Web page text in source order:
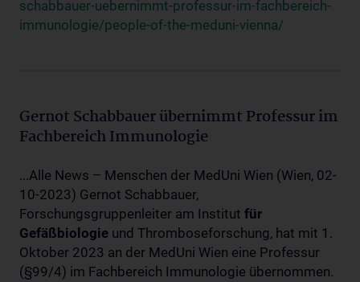
schabbauer-uebernimmt-professur-im-fachbereich-
immunologie/people-of-the-meduni-vienna/
Gernot Schabbauer übernimmt Professur im
Fachbereich Immunologie
...Alle News – Menschen der MedUni Wien (Wien, 02-
10-2023) Gernot Schabbauer,
Forschungsgruppenleiter am Institut für
Gefäßbiologie und Thromboseforschung, hat mit 1.
Oktober 2023 an der MedUni Wien eine Professur
(§99/4) im Fachbereich Immunologie übernommen.